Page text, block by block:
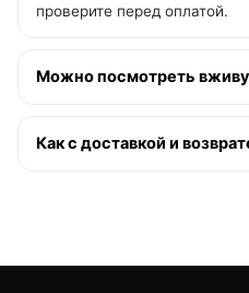
проверите перед оплатой.
Можно посмотреть
Как с доставкой и